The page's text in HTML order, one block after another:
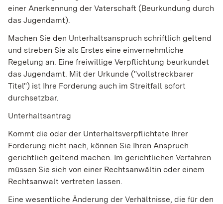
einer Anerkennung der Vaterschaft (Beurkundung durch
das Jugendamt).
Machen Sie den Unterhaltsanspruch schriftlich geltend
und streben Sie als Erstes eine einvernehmliche
Regelung an. Eine freiwillige Verpflichtung beurkundet
das Jugendamt. Mit der Urkunde ("vollstreckbarer
Titel") ist Ihre Forderung auch im Streitfall sofort
durchsetzbar.
Unterhaltsantrag
Kommt die oder der Unterhaltsverpflichtete Ihrer
Forderung nicht nach, können Sie Ihren Anspruch
gerichtlich geltend machen. Im gerichtlichen Verfahren
müssen Sie sich von einer Rechtsanwältin oder einem
Rechtsanwalt vertreten lassen.
Eine wesentliche Änderung der Verhältnisse, die für den